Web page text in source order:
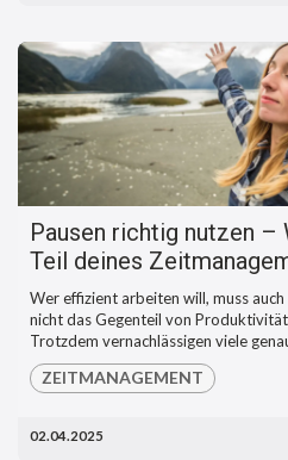
Pausen richtig nutzen –
Teil deines
Wer effizient arbeiten will, muss
nicht das Gegenteil von
Trotzdem vernachlässigen viele
ZEITMANAGEMENT
02.04.2025